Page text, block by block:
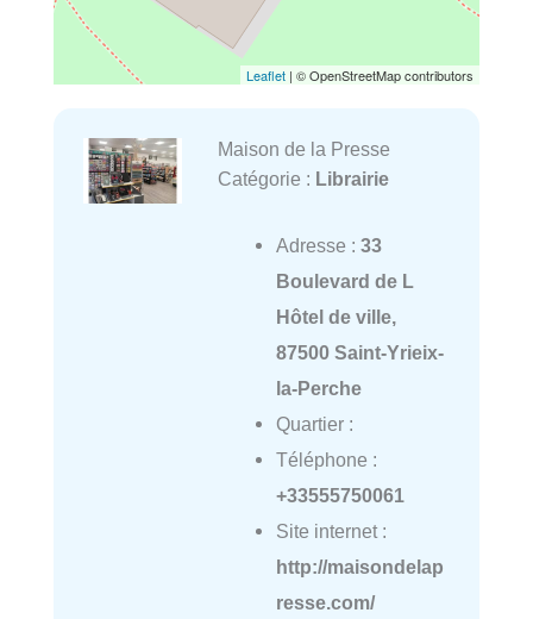
Leaflet | © OpenStreetMap contributors
Maison de la Presse
Catégorie : Librairie
Adresse : 33
Boulevard de L
Hôtel de ville,
87500 Saint-Yrieix-
la-Perche
Quartier :
Téléphone :
+33555750061
Site internet :
http://maisondelap
resse.com/